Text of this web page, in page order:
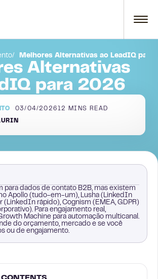
Melhores Alternativas ao LeadIQ para
Alternativas
para 2026
03/04/2026 12 MINS READ
para dados de contato B2B, mas existem
Apollo (tudo-em-um), Lusha (LinkedIn
(LinkedIn rápido), Cognism (EMEA, GDPR)
Para engajamento real,
Machine para automação multicanal.
do orçamento, mercado e se você
ou de engajamento.